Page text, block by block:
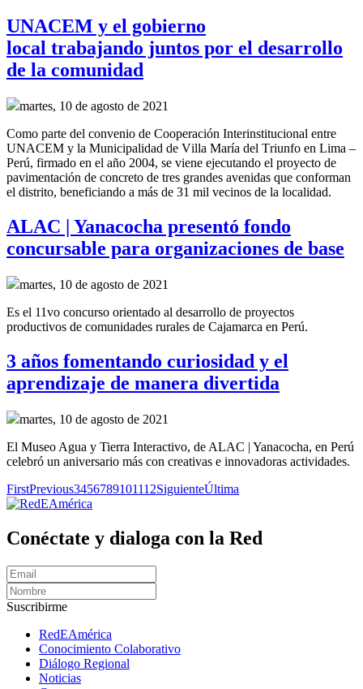
UNACEM y el gobierno
local trabajando juntos por el desarrollo
de la comunidad
martes, 10 de agosto de 2021
Como parte del convenio de Cooperación Interinstitucional entre
UNACEM y la Municipalidad de Villa María del Triunfo en Lima –
Perú, firmado en el año 2004, se viene ejecutando el proyecto de
pavimentación de concreto de tres grandes avenidas que conforman
el distrito, beneficiando a más de 31 mil vecinos de la localidad.
ALAC | Yanacocha presentó fondo
concursable para organizaciones de base
martes, 10 de agosto de 2021
Es el 11vo concurso orientado al desarrollo de proyectos
productivos de comunidades rurales de Cajamarca en Perú.
3 años fomentando curiosidad y el
aprendizaje de manera divertida
martes, 10 de agosto de 2021
El Museo Agua y Tierra Interactivo, de ALAC | Yanacocha, en Perú
celebró un aniversario más con creativas e innovadoras actividades.
FirstPrevious3456789101112SiguienteÚltima
Conéctate y dialoga con la Red
Suscribirme
RedEAmérica
Conocimiento Colaborativo
Diálogo Regional
Noticias